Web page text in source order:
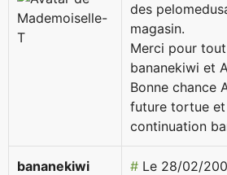
des
magasin.
Merci pour
bananekiwi et
Bonne chance
future tortue
continuation
bananekiwi # Le 28/02/